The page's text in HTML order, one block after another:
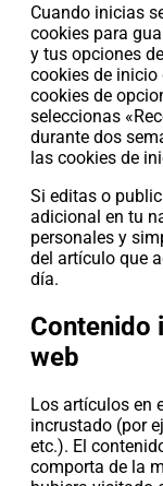
Cuando inicias
cookies para
y tus opciones
cookies de inicio
cookies de
seleccionas
durante dos
las cookies de
Si editas o
adicional en tu
personales y
del artículo que
día.
Contenido
web
Los artículos en
incrustado (por
etc.). El
comporta de la